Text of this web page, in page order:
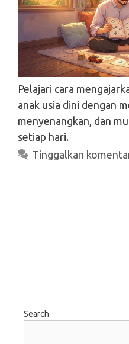
Pelajari cara
anak usia dini dengan
menyenangkan, dan
setiap hari.
Tinggalkan
Search